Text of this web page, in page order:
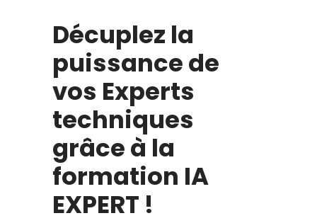
Décuplez la
puissance de
vos Experts
techniques
grâce à la
formation IA
EXPERT !